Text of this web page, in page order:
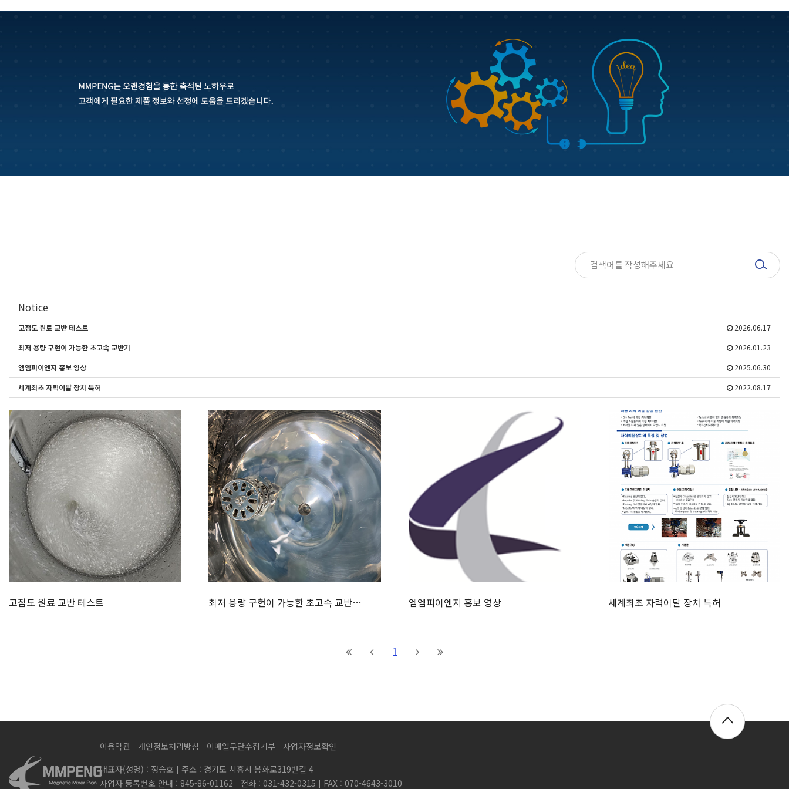
Notice
2026.06.17
고점도 원료 교반 테스트
2026.01.23
최저 용량 구현이 가능한 초고속 교반기
2025.06.30
엠엠피이엔지 홍보 영상
2022.08.17
세계최초 자력이탈 장치 특허
고점도 원료 교반 테스트 최저 용량 구현이 가능한 초고속 교반… 엠엠피이엔지 홍보 영상 세계최초 자력이탈 장치 특허
1
이용약관 개인정보처리방침 이메일무단수집거부
사업자정보확인
대표자(성명) : 정승호
주소 : 경기도 시흥시 봉화로319번길 4
사업자 등록번호 안내 : 845-86-01162
전화 : 031-432-0315 FAX : 070-4643-3010